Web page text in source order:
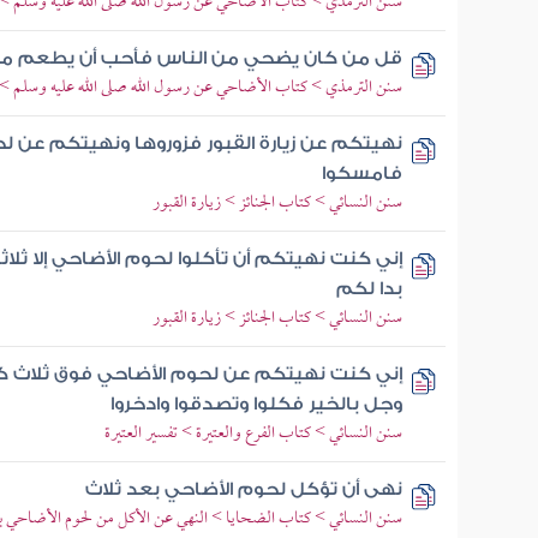
قل من كان يضحي من الناس فأحب أن يطعم
سنن الترمذي > كتاب الأضاحي عن رسول الله صلى الله عليه وسلم
نهيتكم عن زيارة القبور فزوروها ونهيتكم عن
فامسكوا
سنن النسائي > كتاب الجنائز > زيارة القبور
إني كنت نهيتكم أن تأكلوا لحوم الأضاحي إلا
بدا لكم
سنن النسائي > كتاب الجنائز > زيارة القبور
إني كنت نهيتكم عن لحوم الأضاحي فوق ثلاث
وجل بالخير فكلوا وتصدقوا وادخروا
سنن النسائي > كتاب الفرع والعتيرة > تفسير العتيرة
نهى أن تؤكل لحوم الأضاحي بعد ثلاث
سنن النسائي > كتاب الضحايا > النهي عن الأكل من لحوم